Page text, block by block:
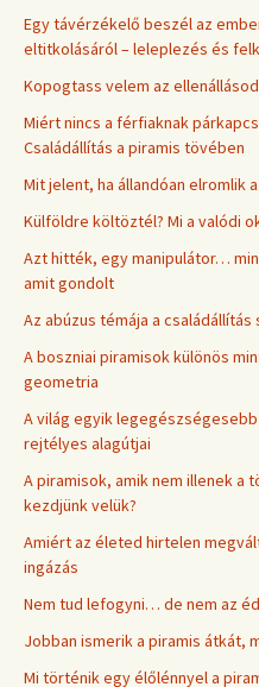
Egy távérzékelő beszél az
eltitkolásáról – leleplezés és
Kopogtass velem az
Miért nincs a férfiaknak
Családállítás a piramis tövében
Mit jelent, ha állandóan elromlik
Külföldre költöztél? Mi a valódi
Azt hitték, egy manipulátor…
amit gondolt
Az abúzus témája a
A boszniai piramisok különös
geometria
A világ egyik
rejtélyes alagútjai
A piramisok, amik nem illenek a
kezdjünk velük?
Amiért az életed hirtelen
ingázás
Nem tud lefogyni… de nem az
Jobban ismerik a piramis átkát,
Mi történik egy élőlénnyel a